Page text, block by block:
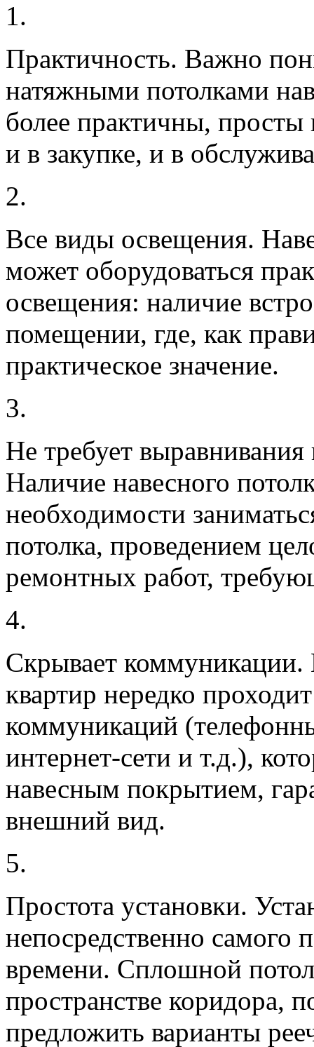
1.
Практичность. Важно
натяжными потолками
более практичны,
и в закупке, и в
2.
Все виды освещения.
может оборудоваться
освещения: наличие
помещении, где, как
практическое значение.
3.
Не требует
Наличие навесного
необходимости
потолка, проведением
ремонтных работ,
4.
Скрывает коммуникации.
квартир нередко
коммуникаций
интернет-сети и т.д.),
навесным покрытием,
внешний вид.
5.
Простота установки.
непосредственно самого
времени. Сплошной
пространстве коридора,
предложить варианты